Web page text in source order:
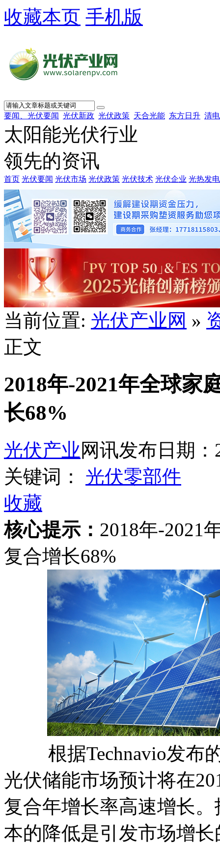
收藏本页 手机版
要闻、光伏要闻 光伏新政 光伏政策 天合光能 东方日升 清
太阳能光伏行业
领先的资讯
首页 光伏要闻 光伏市场 光伏政策 光伏技术 光伏企业 光热发电
当前位置: 光伏产业网 »
正文
2018年-2021年全球家
长68%
光伏产业网讯发布日期：
关键词： 光伏零部件
收藏
核心提示： 2018年-2021
复合增长68%
根据Technavio发布的
光伏储能市场预计将在
复合年增长率高速增长
本的降低是引发市场增